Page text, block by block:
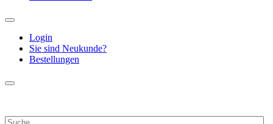
Login
Sie sind Neukunde?
Bestellungen